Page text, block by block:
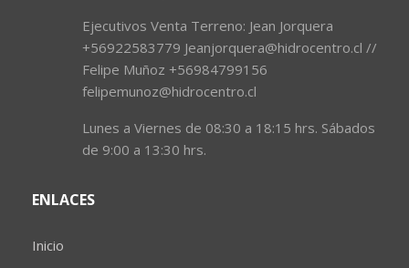
Ejecutivos Venta Terreno: Jean Jorquera
+56922583779 Jeanjorquera@hidrocentro.cl //
Felipe Muñoz +56984799156
felipemunoz@hidrocentro.cl
Lunes a Viernes de 08:30 a 18:15 hrs. Sábados
de 9:00 a 13:30 hrs.
ENLACES
Inicio